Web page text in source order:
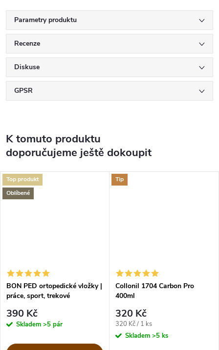
Parametry produktu
Recenze
Diskuse
GPSR
K tomuto produktu
doporučujeme ještě dokoupit
Top produkt
Oblíbené
BON PED ortopedické vložky |
práce, sport, trekové
390 Kč
Skladem >5 pár
Tip
Collonil 1704 Carbon Pro
400ml
320 Kč
Měrná
cena:
320 Kč / 1 ks
Skladem >5 ks